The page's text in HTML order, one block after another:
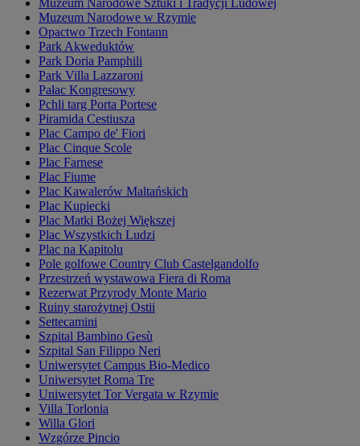
Muzeum Narodowe Sztuki i Tradycji Ludowej
Muzeum Narodowe w Rzymie
Opactwo Trzech Fontann
Park Akweduktów
Park Doria Pamphili
Park Villa Lazzaroni
Pałac Kongresowy
Pchli targ Porta Portese
Piramida Cestiusza
Plac Campo de' Fiori
Plac Cinque Scole
Plac Farnese
Plac Fiume
Plac Kawalerów Maltańskich
Plac Kupiecki
Plac Matki Bożej Większej
Plac Wszystkich Ludzi
Plac na Kapitolu
Pole golfowe Country Club Castelgandolfo
Przestrzeń wystawowa Fiera di Roma
Rezerwat Przyrody Monte Mario
Ruiny starożytnej Ostii
Settecamini
Szpital Bambino Gesù
Szpital San Filippo Neri
Uniwersytet Campus Bio-Medico
Uniwersytet Roma Tre
Uniwersytet Tor Vergata w Rzymie
Villa Torlonia
Willa Glori
Wzgórze Pincio